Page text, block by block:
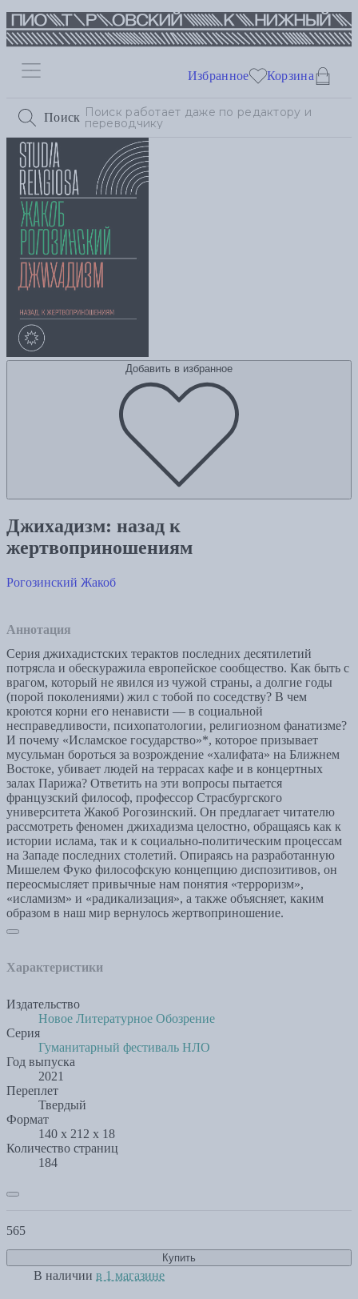
Поиск
Избранное Корзина
Добавить в избранное
Джихадизм: назад к
жертвоприношениям
Рогозинский Жакоб
Аннотация
Серия джихадистских терактов последних десятилетий
потрясла и обескуражила европейское сообщество. Как быть с
врагом, который не явился из чужой страны, а долгие годы
(порой поколениями) жил с тобой по соседству? В чем
кроются корни его ненависти — в социальной
несправедливости, психопатологии, религиозном фанатизме?
И почему «Исламское государство»*, которое призывает
мусульман бороться за возрождение «халифата» на Ближнем
Востоке, убивает людей на террасах кафе и в концертных
залах Парижа? Ответить на эти вопросы пытается
французский философ, профессор Страсбургского
университета Жакоб Рогозинский. Он предлагает читателю
рассмотреть феномен джихадизма целостно, обращаясь как к
истории ислама, так и к социально-политическим процессам
на Западе последних столетий. Опираясь на разработанную
Мишелем Фуко философскую концепцию диспозитивов, он
переосмысляет привычные нам понятия «терроризм»,
«исламизм» и «радикализация», а также объясняет, каким
образом в наш мир вернулось жертвоприношение.
Характеристики
Издательство
Новое Литературное Обозрение
Серия
Гуманитарный фестиваль НЛО
Год выпуска
2021
Переплет
Твердый
Формат
140 x 212 x 18
Количество страниц
184
565
Купить
В наличии в 1 магазине